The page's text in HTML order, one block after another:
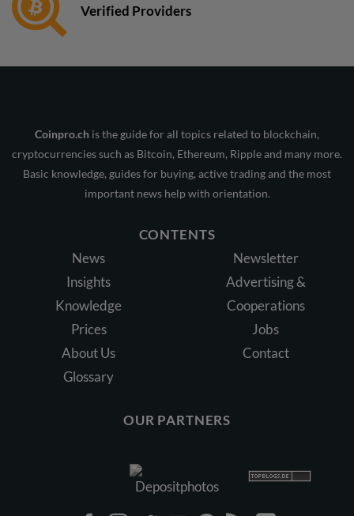
Verified Providers
Coinpro.ch is the guide for all topics related to blockchain,
cryptocurrencies such as Bitcoin, Ethereum, Ripple and many more.
Basic knowledge, guides for buying, active trading and the most
important news help with orientation.
CONTENTS
News
Insights
Knowledge
Prices
About Us
Glossary
Newsletter
Advertising &
Cooperations
Jobs
Contact
OUR PARTNERS